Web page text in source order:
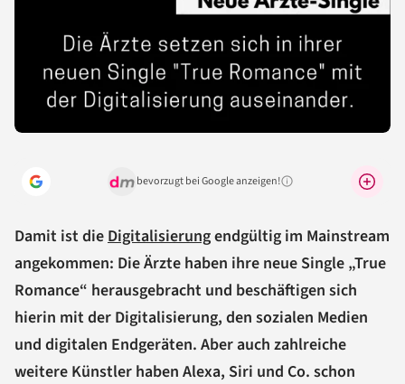
bevorzugt bei Google anzeigen!Warum lohnt sich das?
Damit ist die Digitalisierungendgültig im Mainstream
angekommen: Die Ärzte haben ihre neue Single „True
Romance“ herausgebracht und beschäftigen sich
hierin mit der Digitalisierung, den sozialen Medien
und digitalen Endgeräten. Aber auch zahlreiche
weitere Künstler haben Alexa, Siri und Co. schon